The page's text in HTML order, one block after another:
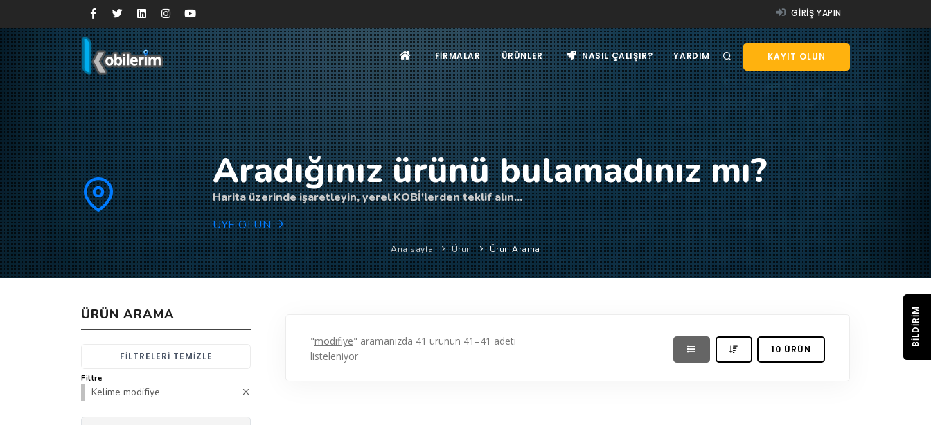
GIRIŞ YAPIN
KAYIT OLUN
FIRMALAR ÜRÜNLER NASIL ÇALIŞIR? YARDIM
Aradığınız ürünü bulamadınız mı?
Harita üzerinde işaretleyin, yerel KOBİ'lerden teklif alın...
ÜYE OLUN
Ana sayfa Ürün Ürün Arama
"modifiye" aramanızda 41 ürünün 41–41 adeti
listeleniyor
10 ÜRÜN
ÜRÜN ARAMA
FILTRELERI TEMIZLE
Filtre
Kelime modifiye
BILDIRIM